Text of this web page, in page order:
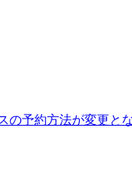
の予約方法が変更と